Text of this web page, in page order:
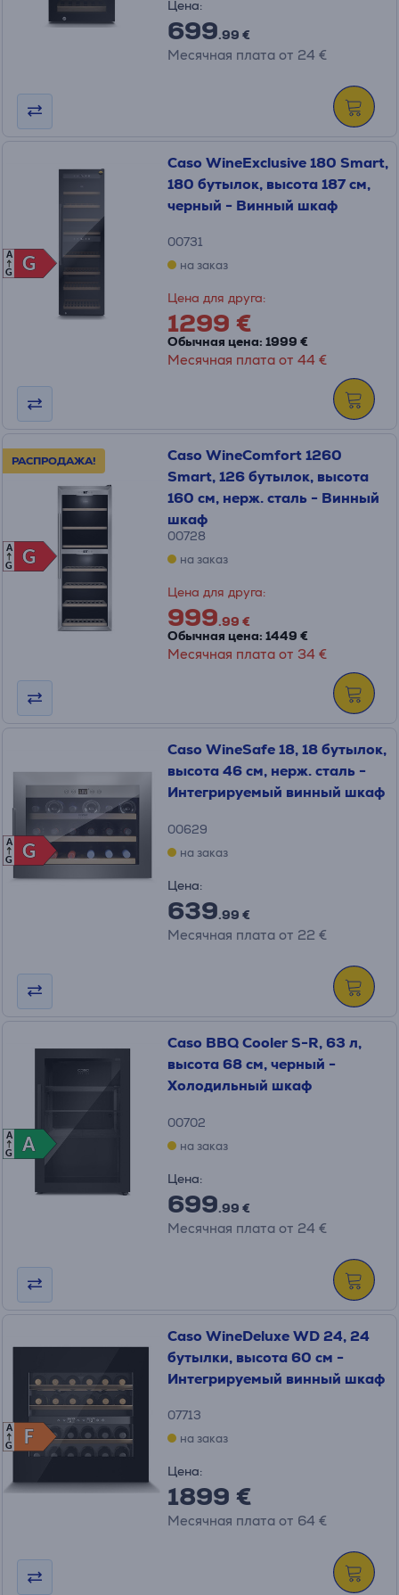
Цена:
699.99 €
Месячная плата от 24 €
G
G
A
G
Caso WineExclusive 180 Smart,
180 бутылок, высота 187 см,
черный - Винный шкаф
00731
на заказ
Цена для друга:
1299 €
Обычная цена: 1999 €
Месячная плата от 44 €
РАСПРОДАЖА!
G
G
A
G
Caso WineComfort 1260
Smart, 126 бутылок, высота
160 см, нерж. сталь - Винный
шкаф
00728
на заказ
Цена для друга:
999.99 €
Обычная цена: 1449 €
Месячная плата от 34 €
G
G
A
G
Caso WineSafe 18, 18 бутылок,
высота 46 см, нерж. сталь -
Интегрируемый винный шкаф
00629
на заказ
Цена:
639.99 €
Месячная плата от 22 €
A
A
A
G
Caso BBQ Cooler S-R, 63 л,
высота 68 см, черный -
Холодильный шкаф
00702
на заказ
Цена:
699.99 €
Месячная плата от 24 €
F
F
A
G
Caso WineDeluxe WD 24, 24
бутылки, высота 60 см -
Интегрируемый винный шкаф
07713
на заказ
Цена:
1899 €
Месячная плата от 64 €